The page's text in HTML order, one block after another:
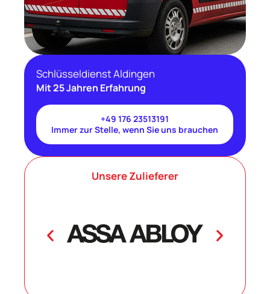
Schlüsseldienst Aldingen
Mit 25 Jahren Erfahrung
+49 176 23513191
Immer zur Stelle, wenn Sie uns brauchen
Unsere Zulieferer